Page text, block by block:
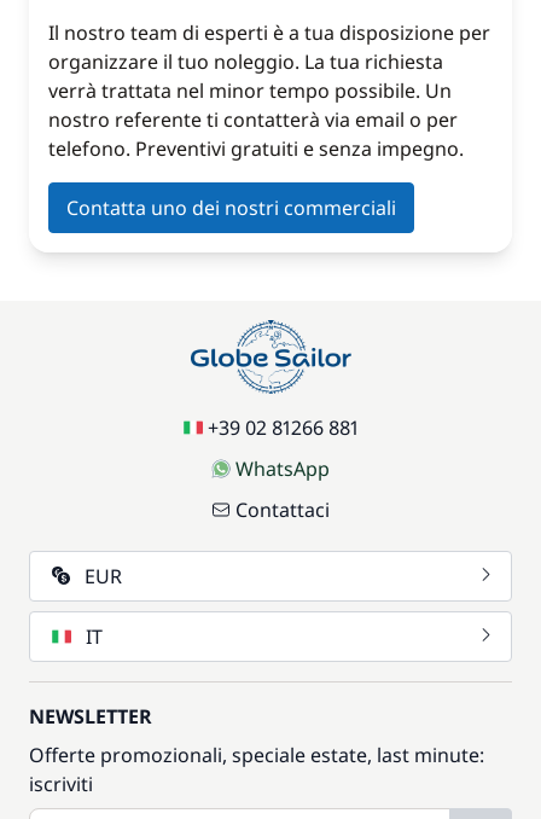
Il nostro team di esperti è a tua disposizione per
organizzare il tuo noleggio. La tua richiesta
verrà trattata nel minor tempo possibile. Un
nostro referente ti contatterà via email o per
telefono. Preventivi gratuiti e senza impegno.
Contatta uno dei nostri commerciali
+39 02 81266 881
WhatsApp
Contattaci
EUR
IT
NEWSLETTER
Offerte promozionali, speciale estate, last minute:
iscriviti